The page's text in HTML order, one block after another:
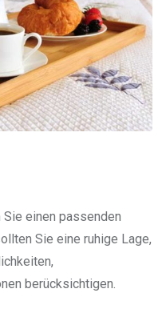
einen passenden
Sie eine ruhige Lage,
berücksichtigen.